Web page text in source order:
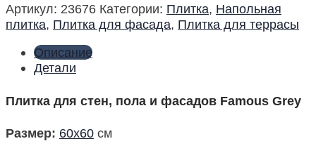
Артикул: 23676 Категории: Плитка, Напольная
плитка, Плитка для фасада, Плитка для террасы
Описание
Детали
Плитка для стен, пола и фасадов Famous Grey
Размер: 60х60 см